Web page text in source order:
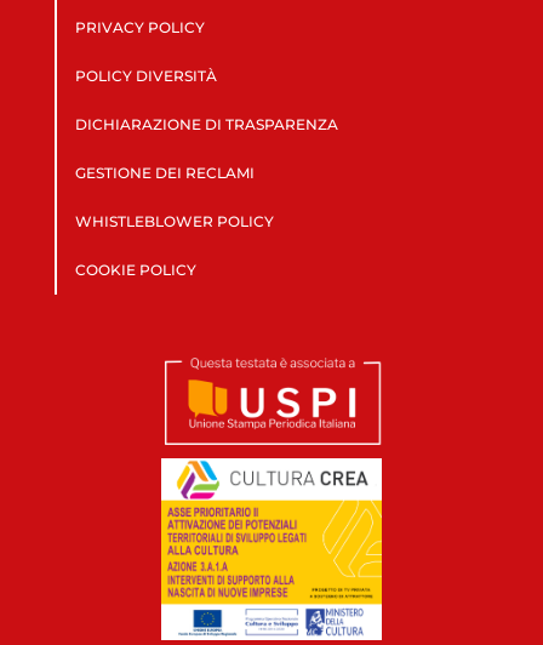
PRIVACY POLICY
POLICY DIVERSITÀ
DICHIARAZIONE DI TRASPARENZA
GESTIONE DEI RECLAMI
WHISTLEBLOWER POLICY
COOKIE POLICY